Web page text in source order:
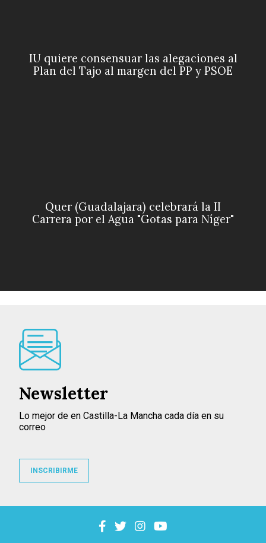
IU quiere consensuar las alegaciones al
Plan del Tajo al margen del PP y PSOE
Quer (Guadalajara) celebrará la II
Carrera por el Agua "Gotas para Níger"
Newsletter
Lo mejor de en Castilla-La Mancha cada día en su
correo
INSCRIBIRME